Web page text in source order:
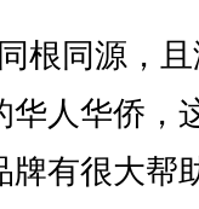
同源，且
华人华侨，
牌有很大帮